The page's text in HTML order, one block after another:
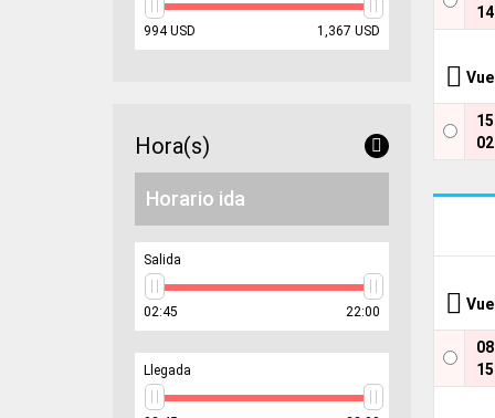
min
price
994 USD
max
price
1,367 USD
Hora(s)
Horario ida
Salida
min
hour
02:45
max
hour
22:00
Llegada